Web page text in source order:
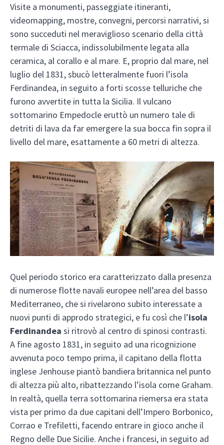
Visite a monumenti, passeggiate itineranti,
videomapping, mostre, convegni, percorsi narrativi, si
sono succeduti nel meraviglioso scenario della città
termale di Sciacca, indissolubilmente legata alla
ceramica, al corallo e al mare. E, proprio dal mare, nel
luglio del 1831, sbucò letteralmente fuori l’isola
Ferdinandea, in seguito a forti scosse telluriche che
furono avvertite in tutta la Sicilia. Il vulcano
sottomarino Empedocle eruttò un numero tale di
detriti di lava da far emergere la sua bocca fin sopra il
livello del mare, esattamente a 60 metri di altezza.
Quel periodo storico era caratterizzato dalla presenza
di numerose flotte navali europee nell’area del basso
Mediterraneo, che si rivelarono subito interessate a
nuovi punti di approdo strategici, e fu così che l’isola
Ferdinandea si ritrovò al centro di spinosi contrasti.
A fine agosto 1831, in seguito ad una ricognizione
avvenuta poco tempo prima, il capitano della flotta
inglese Jenhouse piantò bandiera britannica nel punto
di altezza più alto, ribattezzando l’isola come Graham.
In realtà, quella terra sottomarina riemersa era stata
vista per primo da due capitani dell’Impero Borbonico,
Corrao e Trefiletti, facendo entrare in gioco anche il
Regno delle Due Sicilie. Anche i francesi, in seguito ad